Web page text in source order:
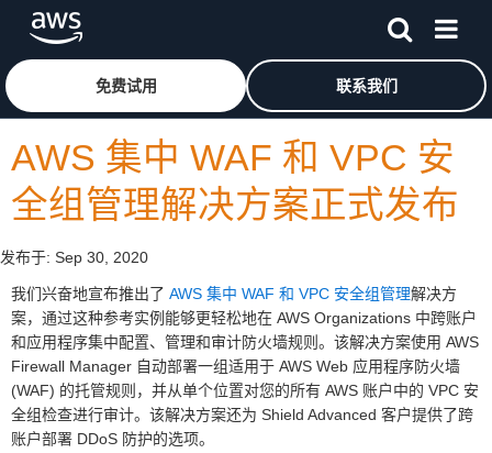
跳至主要内容
免费试用 联系我们
AWS 集中 WAF 和 VPC 安
全组管理解决方案正式发布
发布于: Sep 30, 2020
我们兴奋地宣布推出了 AWS 集中 WAF 和 VPC 安全组管理解决方
案，通过这种参考实例能够更轻松地在 AWS Organizations 中跨账户
和应用程序集中配置、管理和审计防火墙规则。该解决方案使用 AWS
Firewall Manager 自动部署一组适用于 AWS Web 应用程序防火墙
(WAF) 的托管规则，并从单个位置对您的所有 AWS 账户中的 VPC 安
全组检查进行审计。该解决方案还为 Shield Advanced 客户提供了跨
账户部署 DDoS 防护的选项。